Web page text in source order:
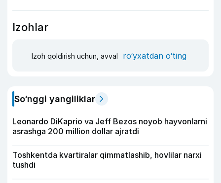
Izohlar
Izoh qoldirish uchun, avval ro‘yxatdan o‘ting
So‘nggi yangiliklar
Leonardo DiKaprio va Jeff Bezos noyob hayvonlarni
asrashga 200 million dollar ajratdi
Toshkentda kvartiralar qimmatlashib, hovlilar narxi
tushdi